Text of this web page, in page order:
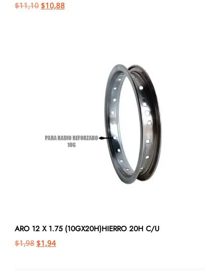
$11,10 $10,88
ARO 12 X 1.75 (10GX20H)HIERRO 20H C/U
$1,98 $1,94